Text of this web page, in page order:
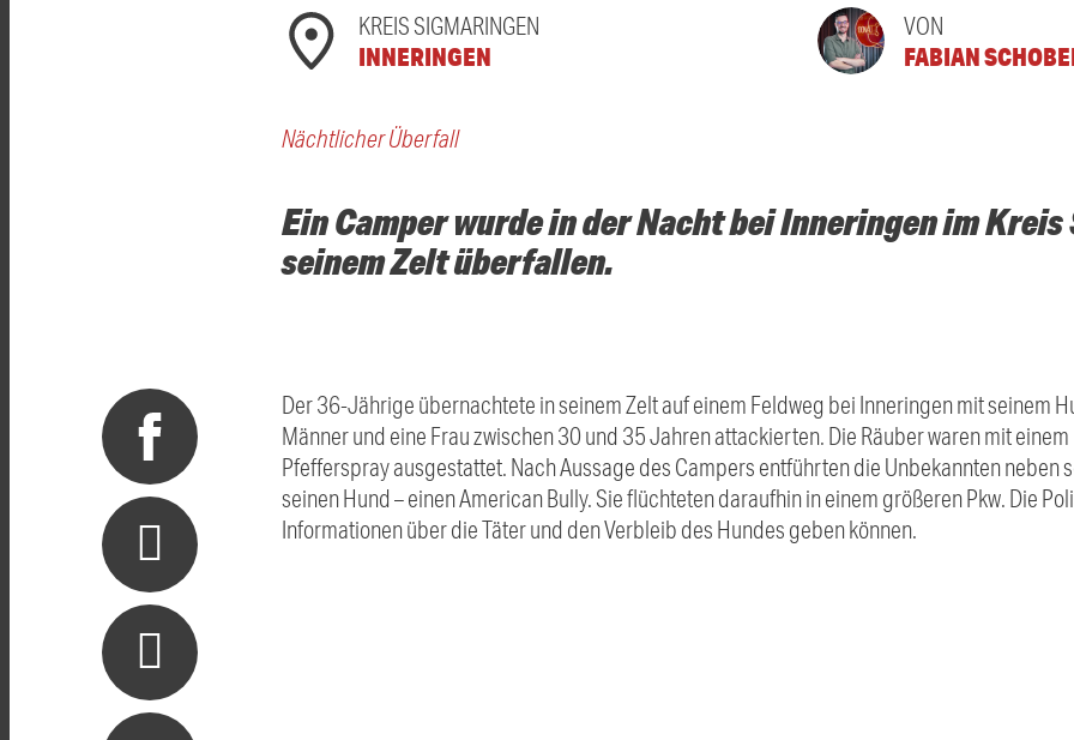
KREIS SIGMARINGEN
INNERINGEN
VON
FABIAN
Nächtlicher Überfall
Ein Camper wurde in der Nacht bei Inneringen im
seinem Zelt überfallen.
Der 36-Jährige übernachtete in seinem Zelt auf einem Feldweg bei Inneringen mit seinem
Männer und eine Frau zwischen 30 und 35 Jahren attackierten. Die Räuber waren mit
Pfefferspray ausgestattet. Nach Aussage des Campers entführten die Unbekannten neben
seinen Hund – einen American Bully. Sie flüchteten daraufhin in einem größeren Pkw. Die
Informationen über die Täter und den Verbleib des Hundes geben können.